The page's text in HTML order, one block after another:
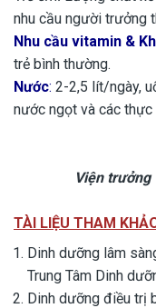
nhu cầu người trưởng
Nhu cầu vitamin &
trẻ bình thường.
Nước: 2-2,5 lít/ngày,
nước ngọt và các
Viện trưởng
TÀI LIỆU THAM
Dinh dưỡng lâm
Trung Tâm Dinh
Dinh dưỡng điều trị